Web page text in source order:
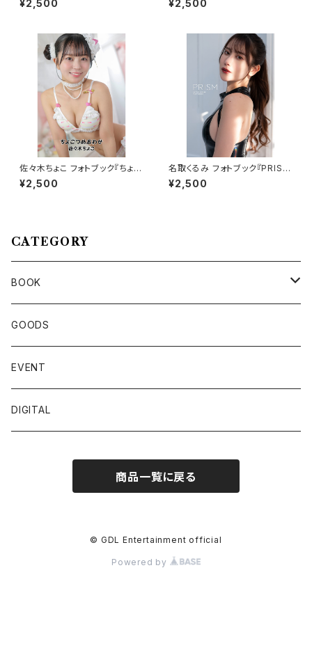
¥2,500 ¥2,500
佐々木ちょこ フォトブック『ちょこ
つめあわせ』通常版
¥2,500
名取くるみ フォトブック『PRIS
M』
¥2,500
CATEGORY
BOOK
名取くるみ
佐々木ちょこ
篠宮なほ
GOODS
EVENT
DIGITAL
商品一覧に戻る
© GDL Entertainment official
Powered by